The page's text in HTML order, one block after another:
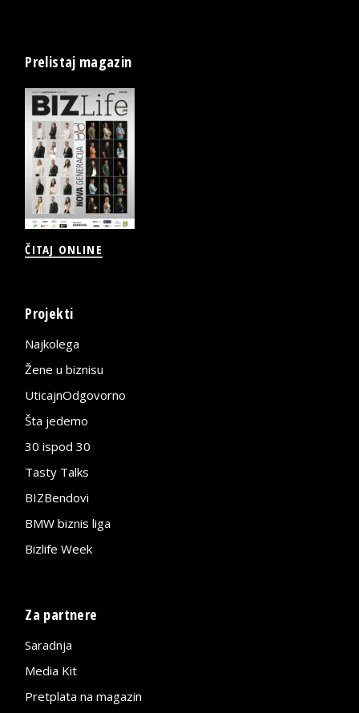
Prelistaj magazin
ČITAJ ONLINE
Projekti
Najkolega
Žene u biznisu
UticajnOdgovorno
Šta jedemo
30 ispod 30
Tasty Talks
BIZBendovi
BMW biznis liga
Bizlife Week
Za partnere
Saradnja
Media Kit
Pretplata na magazin